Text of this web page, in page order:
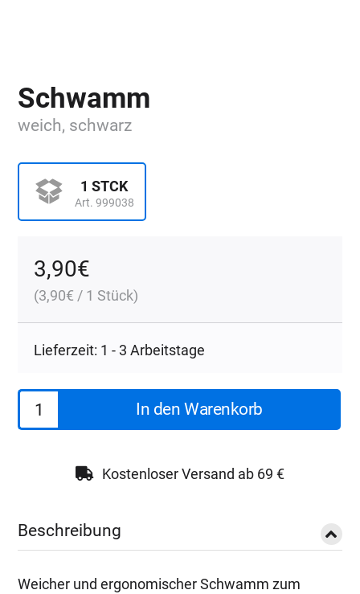
Schwamm
weich, schwarz
1 STCK
Art. 999038
3,90€
(3,90€ / 1 Stück)
Lieferzeit: 1 - 3 Arbeitstage
Koch
Chemie
Schwamm
Menge
In den Warenkorb
Kostenloser Versand ab 69 €
Beschreibung
Weicher und ergonomischer Schwamm zum